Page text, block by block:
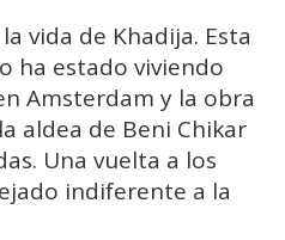
vida de Khadija. Esta
ha estado viviendo
Amsterdam y la obra
aldea de Beni Chikar
Una vuelta a los
indiferente a la